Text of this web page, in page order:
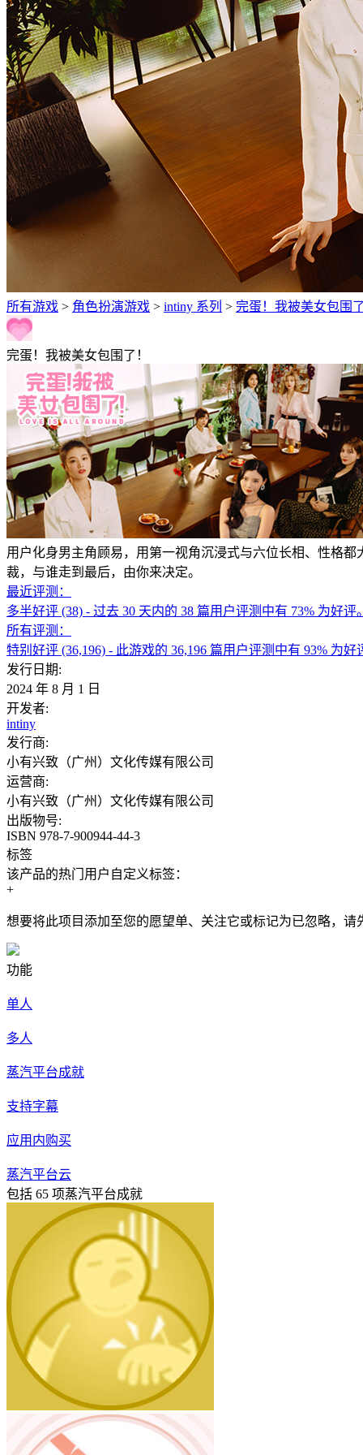
所有游戏 > 角色扮演‎游戏 > intiny 系列 > 完蛋！我被美女包围
完蛋！我被美女包围了！
用户化身男主角顾易，用第一视角沉浸式与六位长相、性格
裁，与谁走到最后，由你来决定。
最近评测：
多半好评 (38) - 过去 30 天内的 38 篇用户评测中有 73% 为好评
所有评测：
特别好评 (36,196) - 此游戏的 36,196 篇用户评测中有 93% 为好
发行日期:
2024 年 8 月 1 日
开发者:
intiny
发行商:
小有兴致（广州）文化传媒有限公司
运营商:
小有兴致（广州）文化传媒有限公司
出版物号:
ISBN 978-7-900944-44-3
标签
该产品的热门用户自定义标签：
+
想要将此项目添加至您的愿望单、关注它或标记为已忽略，请
功能
单人
多人
蒸汽平台成就
支持字幕
应用内购买
蒸汽平台云
包括 65 项蒸汽平台成就